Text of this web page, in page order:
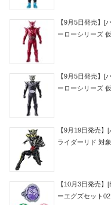
【9月5日発売】[
ーローシリーズ
【9月5日発売】[
ーローシリーズ
【9月19日発売
ライダーリド 対
【10月3日発売
ーエグズセット